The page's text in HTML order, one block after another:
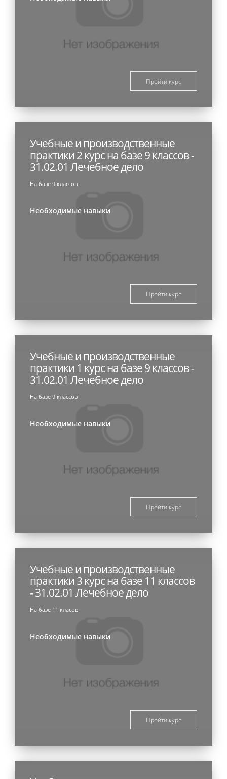
Пройти курс
Учебные и производственные
практики 2 курс на базе 9 классов -
31.02.01 Лечебное дело
На базе 9 классов
Необходимые навыки
Пройти курс
Учебные и производственные
практики 1 курс на базе 9 классов -
31.02.01 Лечебное дело
На базе 9 классов
Необходимые навыки
Пройти курс
Учебные и производственные
практики 3 курс на базе 11 классов
- 31.02.01 Лечебное дело
На базе 11 класов
Необходимые навыки
Пройти курс